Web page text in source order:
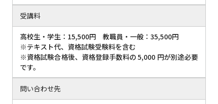
受講料
高校生・学生：15,500円 教職員・一般：35,500円
※テキスト代、資格試験受験料を含む
※資格試験合格後、資格登録手数料の 5,000 円が別途必要
です。
問い合わせ先